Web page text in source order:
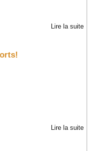
Lire la suite
Lire la suite